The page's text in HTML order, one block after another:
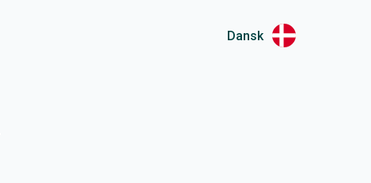
Dansk